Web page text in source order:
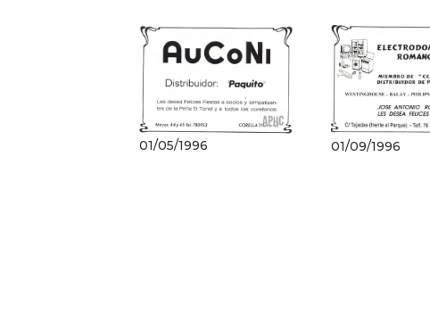
01/05/1996 01/09/1996